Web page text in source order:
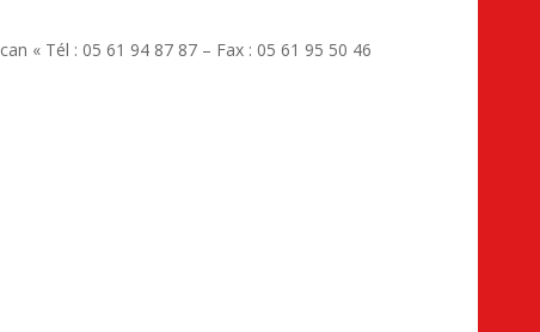
« Tél : 05 61 94 87 87 – Fax : 05 61 95 50 46